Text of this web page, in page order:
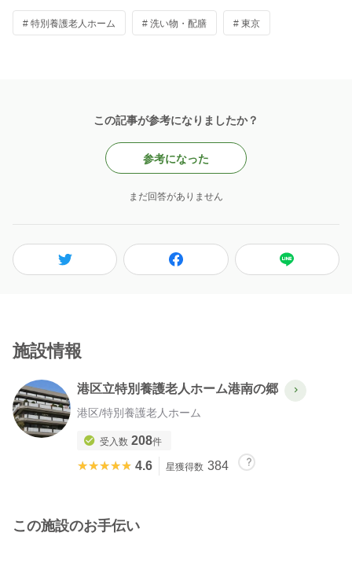
# 特別養護老人ホーム # 洗い物・配膳 # 東京
この記事が参考になりましたか？
参考になった
まだ回答がありません
施設情報
港区立特別養護老人ホーム港南の郷
港区/特別養護老人ホーム
受入数 208件
★★★★★
★★★★★ 4.6 星獲得数 384
この施設のお手伝い